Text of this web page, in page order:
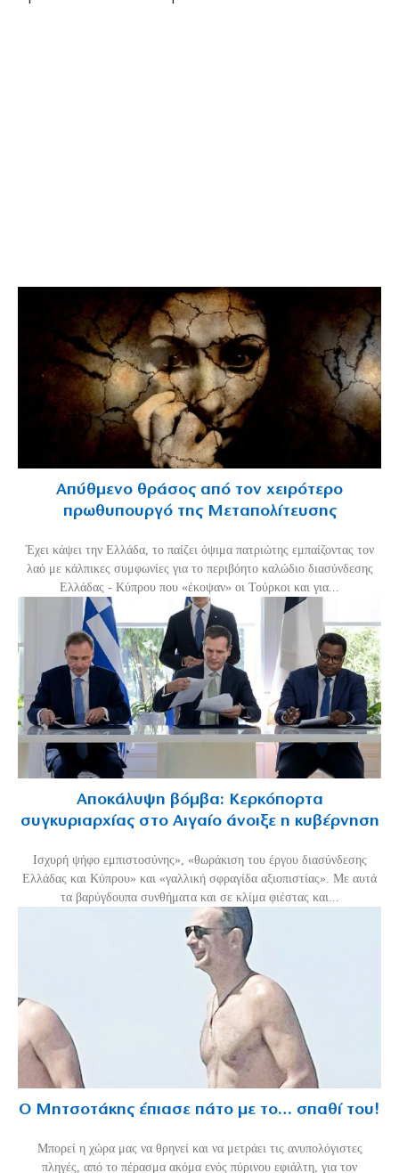
Απύθμενο θράσος από τον χειρότερο
πρωθυπουργό της Μεταπολίτευσης
Έχει κάψει την Ελλάδα, το παίζει όψιμα πατριώτης εμπαίζοντας τον
λαό με κάλπικες συμφωνίες για το περιβόητο καλώδιο διασύνδεσης
Ελλάδας - Κύπρου που «έκοψαν» οι Τούρκοι και για...
Αποκάλυψη βόμβα: Κερκόπορτα
συγκυριαρχίας στο Αιγαίο άνοιξε η κυβέρνηση
Ισχυρή ψήφο εμπιστοσύνης», «θωράκιση του έργου διασύνδεσης
Ελλάδας και Κύπρου» και «γαλλική σφραγίδα αξιοπιστίας». Με αυτά
τα βαρύγδουπα συνθήματα και σε κλίμα φιέστας και...
Ο Μητσοτάκης έπιασε πάτο με το… σπαθί του!
Mπορεί η χώρα μας να θρηνεί και να μετράει τις ανυπολόγιστες
πληγές, από το πέρασμα ακόμα ενός πύρινου εφιάλτη, για τον